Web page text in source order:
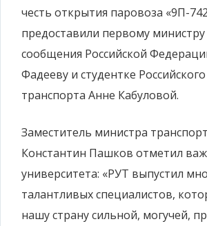
честь открытия паровоза «9П-
предоставили первому министру
сообщения Российской
Фадееву и студентке
транспорта Анне Кабуловой.
Заместитель министра
Константин Пашков отметил
университета: «РУТ выпустил
талантливых специалистов,
нашу страну сильной, могучей,